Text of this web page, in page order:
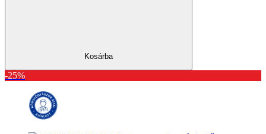
Kosárba
-25%